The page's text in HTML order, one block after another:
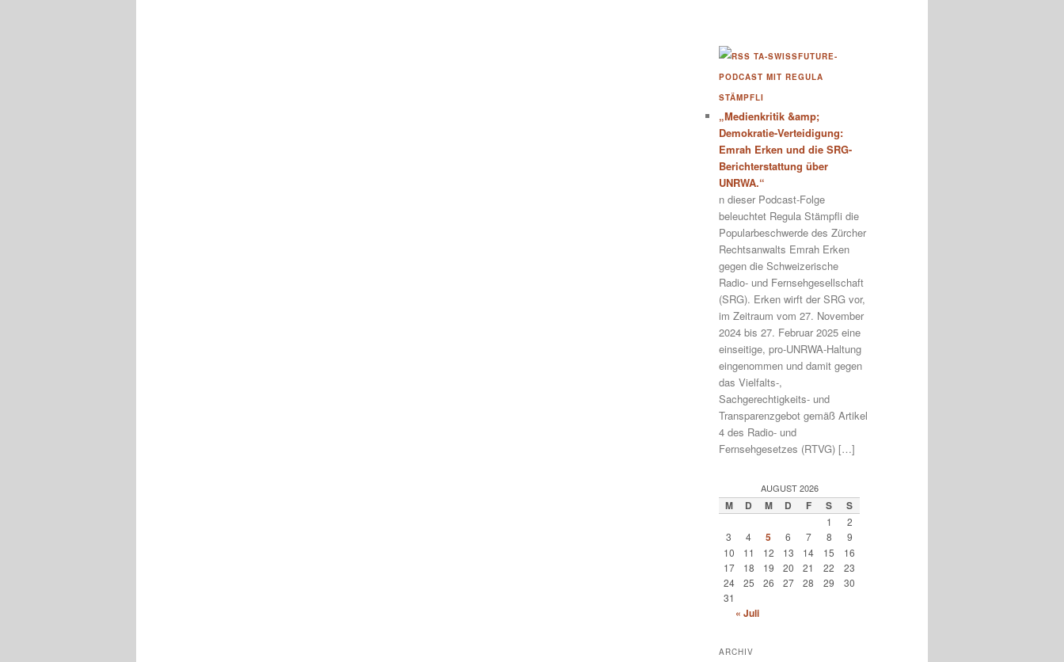
TA-SWISSFUTURE-
PODCAST MIT REGULA
STÄMPFLI
„Medienkritik &amp;
Demokratie-Verteidigung:
Emrah Erken und die SRG-
Berichterstattung über
UNRWA.“
n dieser Podcast-Folge
beleuchtet Regula Stämpfli die
Popularbeschwerde des Zürcher
Rechtsanwalts Emrah Erken
gegen die Schweizerische
Radio- und Fernsehgesellschaft
(SRG). Erken wirft der SRG vor,
im Zeitraum vom 27. November
2024 bis 27. Februar 2025 eine
einseitige, pro-UNRWA-Haltung
eingenommen und damit gegen
das Vielfalts-,
Sachgerechtigkeits- und
Transparenzgebot gemäß Artikel
4 des Radio- und
Fernsehgesetzes (RTVG) […]
AUGUST 2026
M D M D F S S
1
2
3
4 5 6 7 8
9
10
11 12 13 14 15
16
17
18 19 20 21 22
23
24
25 26 27 28 29
30
31
« Juli
ARCHIV